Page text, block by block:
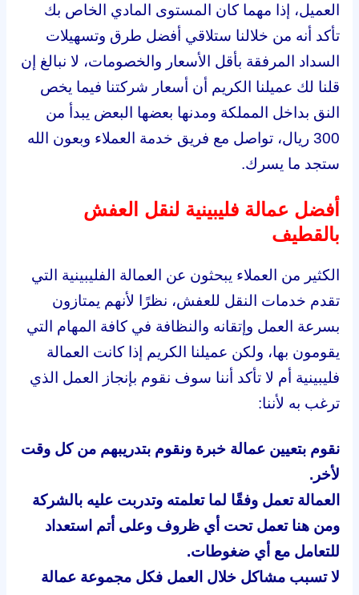
العميل، إذا مهما كان المستوى المادي الخاص بك
تأكد أنه من خلالنا ستلاقي أفضل طرق وتسهيلات
السداد المرفقة بأقل الأسعار والخصومات، لا نبالغ إن
قلنا لك عميلنا الكريم أن أسعار شركتنا فيما يخص
النق بداخل المملكة ومدنها بعضها البعض يبدأ من
300 ريال، تواصل مع فريق خدمة العملاء وبعون الله
ستجد ما يسرك.
أفضل عمالة فليبينية لنقل العفش
بالقطيف
الكثير من العملاء يبحثون عن العمالة الفليبينية التي
تقدم خدمات النقل للعفش، نظرًا لأنهم يمتازون
بسرعة العمل وإتقانه والنظافة في كافة المهام التي
يقومون بها، ولكن عميلنا الكريم إذا كانت العمالة
فليبينية أم لا تأكد أننا سوف نقوم بإنجاز العمل الذي
ترغب به لأننا:
نقوم بتعيين عمالة خبرة ونقوم بتدريبهم من كل وقت
لأخر.
العمالة تعمل وفقًا لما تعلمته وتدربت عليه بالشركة
ومن هنا تعمل تحت أي ظروف وعلى أتم استعداد
للتعامل مع أي ضغوطات.
لا تسبب مشاكل خلال العمل فكل مجموعة عمالة